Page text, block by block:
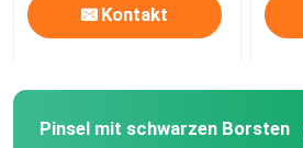
Pinsel mit weißen Borsten
Kreide-Pinsel
Kontakt
Pinsel mit schwarzen Borsten